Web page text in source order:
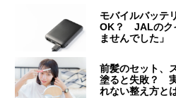
モバイルバッテ
OK？ JALのク
ませんでした」
前髪のセット、
塗ると失敗？
れない整え方と